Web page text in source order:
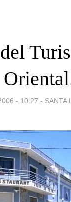
- 10:27 - SANTA